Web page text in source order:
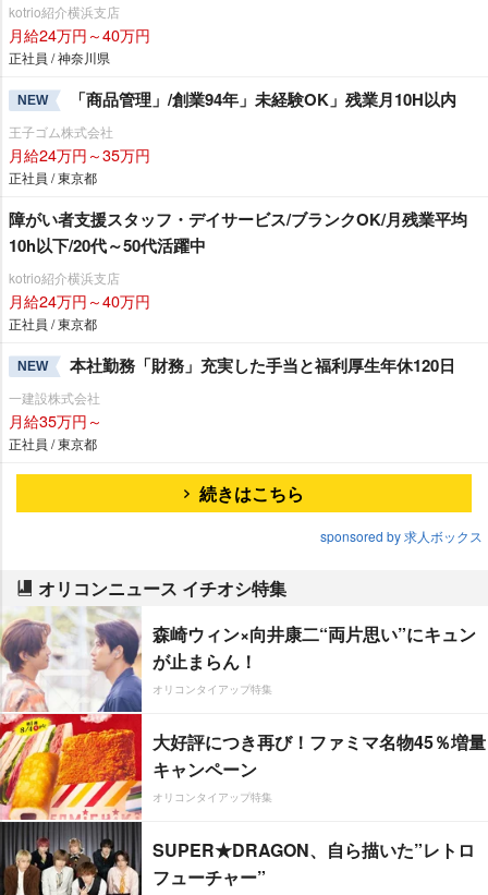
kotrio紹介横浜支店
月給24万円～40万円
正社員 / 神奈川県
NEW 「商品管理」/創業94年」未経験OK」残業月10H以内
王子ゴム株式会社
月給24万円～35万円
正社員 / 東京都
障がい者支援スタッフ・デイサービス/ブランクOK/月残業平均
10h以下/20代～50代活躍中
kotrio紹介横浜支店
月給24万円～40万円
正社員 / 東京都
NEW 本社勤務「財務」充実した手当と福利厚生年休120日
一建設株式会社
月給35万円～
正社員 / 東京都
続きはこちら
sponsored by 求人ボックス
オリコンニュース イチオシ特集
森崎ウィン×向井康二“両片思い”にキュン
が止まらん！
オリコンタイアップ特集
大好評につき再び！ファミマ名物45％増量
キャンペーン
オリコンタイアップ特集
SUPER★DRAGON、自ら描いた”レトロ
フューチャー”